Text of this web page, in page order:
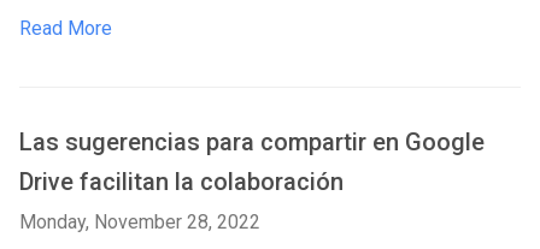
Read More
Las sugerencias para compartir en Google
Drive facilitan la colaboración
Monday, November 28, 2022